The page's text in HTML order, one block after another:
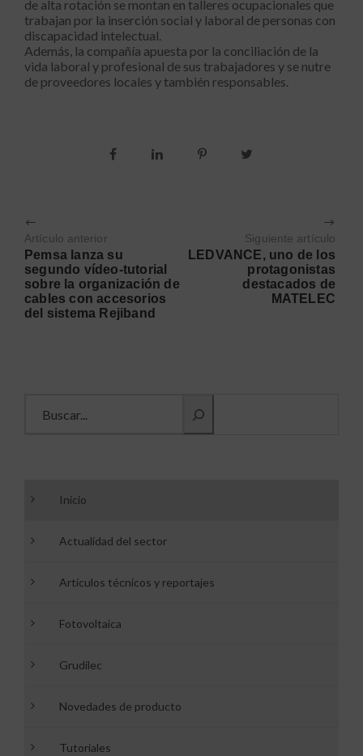
de alta rotación se montan en talleres ocupacionales que
trabajan por la inserción social y laboral de personas con
discapacidad intelectual.
Además, la compañía apuesta por la conciliación de la
vida laboral y profesional de sus trabajadores y se nutre
de proveedores locales y también responsables.
Artículo anterior
Pemsa lanza su
segundo vídeo-tutorial
sobre la organización de
cables con accesorios
del sistema Rejiband
Siguiente artículo
LEDVANCE, uno de los
protagonistas
destacados de
MATELEC
Inicio
Actualidad del sector
Artículos técnicos y reportajes
Fotovoltaica
Grudilec
Novedades de producto
Tutoriales